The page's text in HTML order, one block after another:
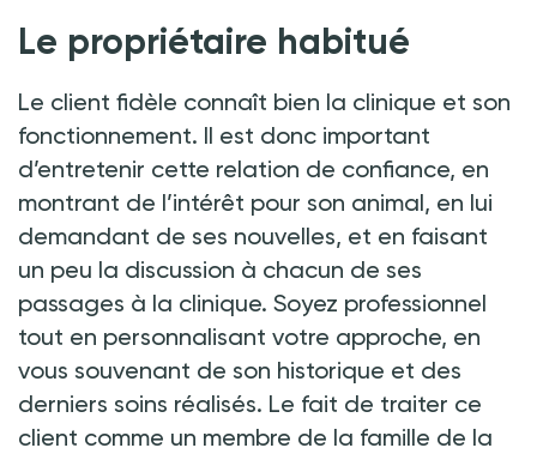
Le propriétaire habitué
Le client fidèle connaît bien la clinique et son
fonctionnement. Il est donc important
d’entretenir cette relation de confiance, en
montrant de l’intérêt pour son animal, en lui
demandant de ses nouvelles, et en faisant
un peu la discussion à chacun de ses
passages à la clinique. Soyez professionnel
tout en personnalisant votre approche, en
vous souvenant de son historique et des
derniers soins réalisés. Le fait de traiter ce
client comme un membre de la famille de la